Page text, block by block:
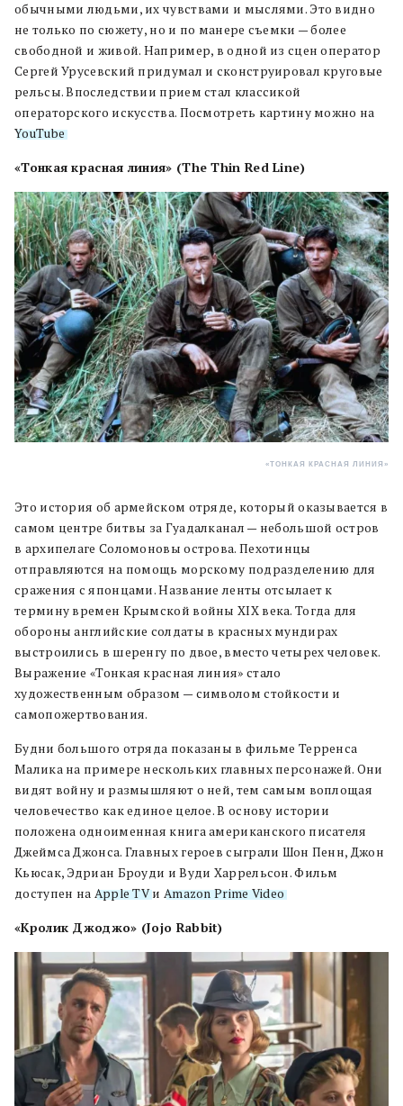
обычными людьми, их чувствами и мыслями. Это видно
не только по сюжету, но и по манере съемки — более
свободной и живой. Например, в одной из сцен оператор
Сергей Урусевский придумал и сконструировал круговые
рельсы. Впоследствии прием стал классикой
операторского искусства. Посмотреть картину можно на
YouTube.
«Тонкая красная линия» (The Thin Red Line)
«ТОНКАЯ КРАСНАЯ ЛИНИЯ»
Это история об армейском отряде, который оказывается в
самом центре битвы за Гуадалканал — небольшой остров
в архипелаге Соломоновы острова. Пехотинцы
отправляются на помощь морскому подразделению для
сражения с японцами. Название ленты отсылает к
термину времен Крымской войны XIX века. Тогда для
обороны английские солдаты в красных мундирах
выстроились в шеренгу по двое, вместо четырех человек.
Выражение «Тонкая красная линия» стало
художественным образом — символом стойкости и
самопожертвования.
Будни большого отряда показаны в фильме Терренса
Малика на примере нескольких главных персонажей. Они
видят войну и размышляют о ней, тем самым воплощая
человечество как единое целое. В основу истории
положена одноименная книга американского писателя
Джеймса Джонса. Главных героев сыграли Шон Пенн, Джон
Кьюсак, Эдриан Броуди и Вуди Харрельсон. Фильм
доступен на Apple TVи Amazon Prime Video.
«Кролик Джоджо» (Jojo Rabbit)